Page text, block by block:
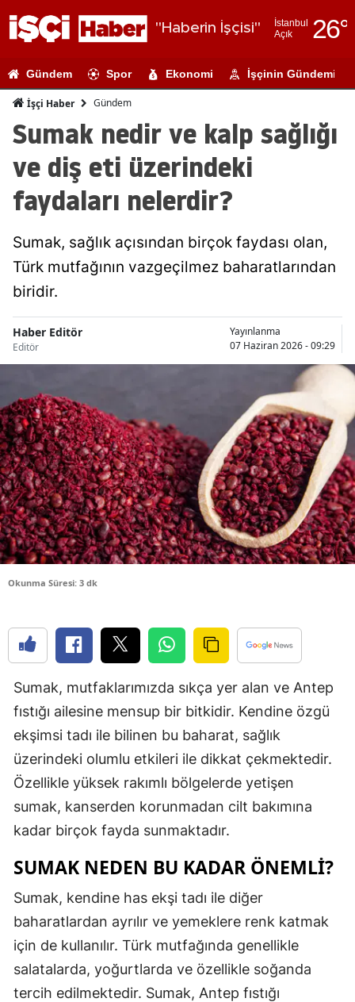
"Haberin İşçisi"
İstanbul
Açık
26°
Adıyaman
Ağrı
Antalya
Artvin
Balıkesir
Bilecik
Bingöl
Bitlis
Bolu
Burdur
Bursa
Çanakkale
Çorum
Denizli
Diyarbakır
Elazığ
Eskişehir
Giresun
Gündem Spor Ekonomi İşçinin Gündemi
İşçi Haber Gündem
Sumak nedir ve kalp sağlığı
ve diş eti üzerindeki
faydaları nelerdir?
Sumak, sağlık açısından birçok faydası olan,
Türk mutfağının vazgeçilmez baharatlarından
biridir.
Haber Editör
Editör
Yayınlanma
07 Haziran 2026 - 09:29
Okunma Süresi: 3 dk
Sumak, mutfaklarımızda sıkça yer alan ve Antep
fıstığı ailesine mensup bir bitkidir. Kendine özgü
ekşimsi tadı ile bilinen bu baharat, sağlık
üzerindeki olumlu etkileri ile dikkat çekmektedir.
Özellikle yüksek rakımlı bölgelerde yetişen
sumak, kanserden korunmadan cilt bakımına
kadar birçok fayda sunmaktadır.
SUMAK NEDEN BU KADAR ÖNEMLI?
Sumak, kendine has ekşi tadı ile diğer
baharatlardan ayrılır ve yemeklere renk katmak
için de kullanılır. Türk mutfağında genellikle
salatalarda, yoğurtlarda ve özellikle soğanda
tercih edilmektedir. Sumak, Antep fıstığı